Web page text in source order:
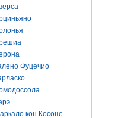
Фуцечио
кон Косоне